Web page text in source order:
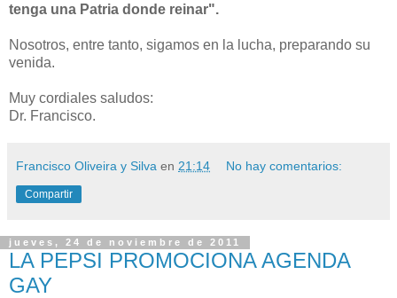
tenga una Patria donde reinar".
Nosotros, entre tanto, sigamos en la lucha, preparando su
venida.
Muy cordiales saludos:
Dr. Francisco.
Francisco Oliveira y Silva en 21:14 No hay comentarios:
Compartir
jueves, 24 de noviembre de 2011
LA PEPSI PROMOCIONA AGENDA
GAY